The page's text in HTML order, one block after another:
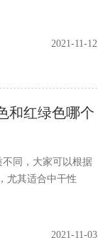
2021-11-12
和红绿色哪个
同，大家可以根据
尤其适合中干性
2021-11-03